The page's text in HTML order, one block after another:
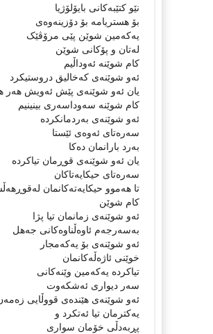
نێو کتێبەکانى بایۆلۆژیا
بۆ هستریامە بۆ دۆزینەوەى
یەکەمین شوێن پێى مرۆڤێک
لەتان و پۆکانى شوێن
کام شوێنە ئەوداڵیم
ئەو شوێنەى کەخالیق دروستیکرد
یان ئەو شوێنەى پێش ئەویش هەر
کام شوێنە سەوداسەرى بینینیم
ئەو شوێنەى بەردمانکردە
سەرەتاى ئەوەى ئێستا
بەرد بارانمان دەکا
یان ئەو شوێنەى قوڕمان تیاکردە
سەرەتاى حیکایەتاکان
تا هەموو حیکایەتەکانمان
کام شوێن
ئەو شوێنەى زمانمان تیا پژا
بەسەرجەم ئاوەڵناوەکانى جەهل
ئەو شوێنەى بۆ یەکەمجار
خوێنى ئاژەڵەکانمان
تیاکردە یەکەمین وێنەکانى
سەر دیوارى ئەشکەوت
ئەو شوێنەى هێندەى قووڵایى
یەکترمان تیا ئەتکرد و
پڕبەدڵى خۆمان سوارى